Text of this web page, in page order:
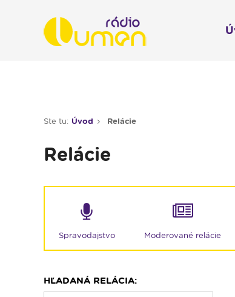
Ste tu: Úvod Relácie
Relácie
Spravodajstvo Moderované relácie
HĽADANÁ RELÁCIA:
Moderované relácie
Pre deti
Piesne na želanie
Dopravný servis